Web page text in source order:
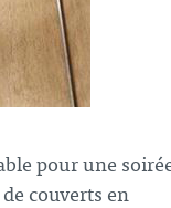
pour une
couverts en